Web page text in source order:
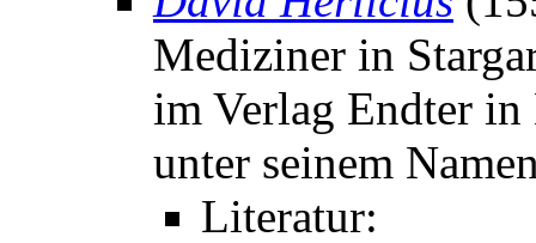
Mediziner in
im Verlag Endter
unter seinem
Literatur: